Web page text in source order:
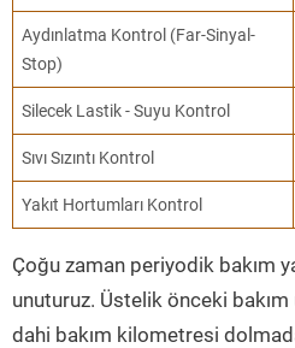
Aydınlatma Kontrol (Far-Sinyal-
Stop)
Silecek Lastik - Suyu Kontrol
Sıvı Sızıntı Kontrol
Yakıt Hortumları Kontrol
Çoğu zaman periyodik bakım
unuturuz. Üstelik önceki
dahi bakım kilometresi